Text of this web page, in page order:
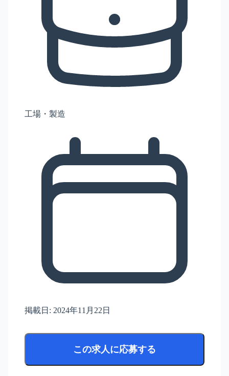
工場・製造
掲載日: 2024年11月22日
この求人に応募する